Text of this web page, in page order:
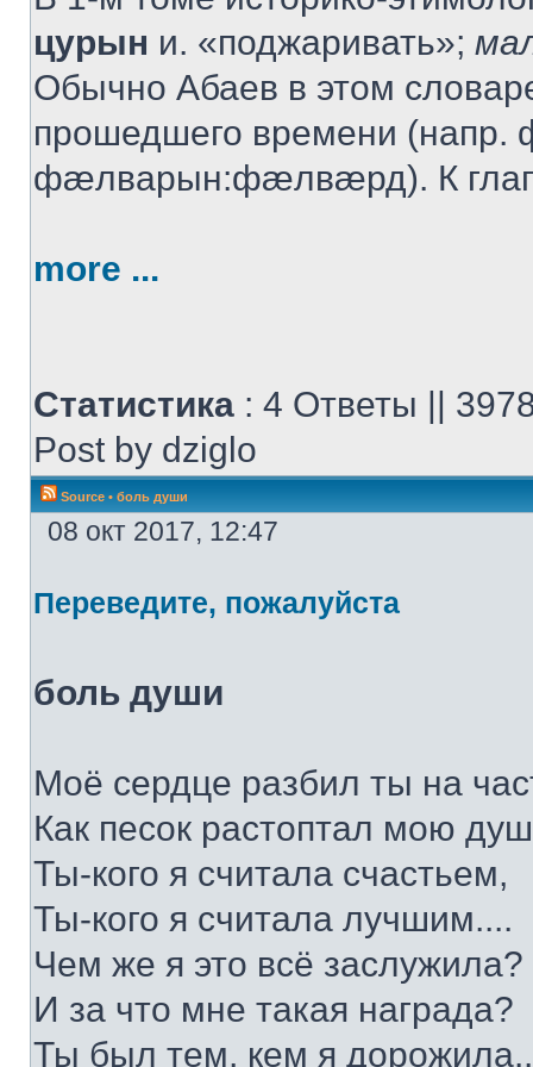
цурын и. «поджаривать»;
Обычно Абаев в этом
прошедшего времени
фæлварын:фæлвæрд). К
more ...
Статистика : 4 Ответы ||
Post by dziglo
Source • боль души
08 окт 2017, 12:47
Переведите, пожалуйста
боль души
Моё сердце разбил ты на
Как песок растоптал мою
Ты-кого я считала счастьем,
Ты-кого я считала лучшим....
Чем же я это всё заслужила?
И за что мне такая награда?
Ты был тем, кем я